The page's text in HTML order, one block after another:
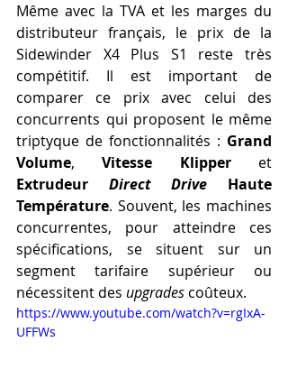
Même avec la TVA et les marges du
distributeur français, le prix de la
Sidewinder X4 Plus S1 reste très
compétitif. Il est important de
comparer ce prix avec celui des
concurrents qui proposent le même
triptyque de fonctionnalités : Grand
Volume, Vitesse Klipper
Extrudeur Direct Drive Haute
Température. Souvent, les machines
concurrentes, pour atteindre ces
spécifications, se situent sur un
segment tarifaire supérieur ou
nécessitent des upgrades coûteux.
https://www.youtube.com/watch?v=rgIxA-
UFFWs